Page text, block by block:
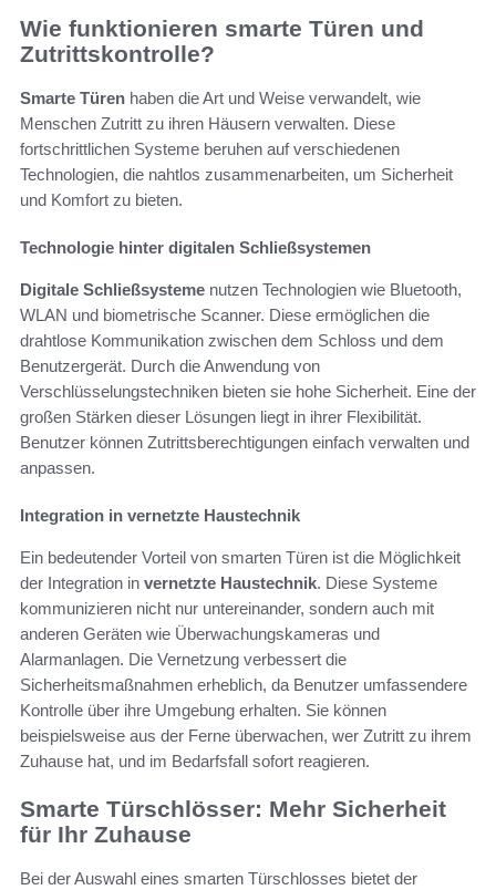
Wie funktionieren smarte Türen und
Zutrittskontrolle?
Smarte Türen haben die Art und Weise verwandelt, wie
Menschen Zutritt zu ihren Häusern verwalten. Diese
fortschrittlichen Systeme beruhen auf verschiedenen
Technologien, die nahtlos zusammenarbeiten, um Sicherheit
und Komfort zu bieten.
Technologie hinter digitalen Schließsystemen
Digitale Schließsysteme nutzen Technologien wie Bluetooth,
WLAN und biometrische Scanner. Diese ermöglichen die
drahtlose Kommunikation zwischen dem Schloss und dem
Benutzergerät. Durch die Anwendung von
Verschlüsselungstechniken bieten sie hohe Sicherheit. Eine der
großen Stärken dieser Lösungen liegt in ihrer Flexibilität.
Benutzer können Zutrittsberechtigungen einfach verwalten und
anpassen.
Integration in vernetzte Haustechnik
Ein bedeutender Vorteil von smarten Türen ist die Möglichkeit
der Integration in vernetzte Haustechnik. Diese Systeme
kommunizieren nicht nur untereinander, sondern auch mit
anderen Geräten wie Überwachungskameras und
Alarmanlagen. Die Vernetzung verbessert die
Sicherheitsmaßnahmen erheblich, da Benutzer umfassendere
Kontrolle über ihre Umgebung erhalten. Sie können
beispielsweise aus der Ferne überwachen, wer Zutritt zu ihrem
Zuhause hat, und im Bedarfsfall sofort reagieren.
Smarte Türschlösser: Mehr Sicherheit
für Ihr Zuhause
Bei der Auswahl eines smarten Türschlosses bietet der